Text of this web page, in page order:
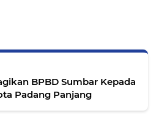
BPBD Sumbar Kepada
Padang Panjang